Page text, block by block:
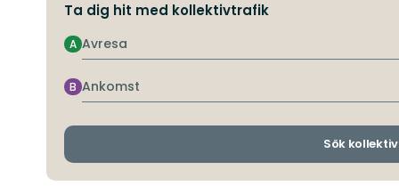
Ta dig hit med kollektivtrafik
Avresa
A
Ankomst
B
Sök